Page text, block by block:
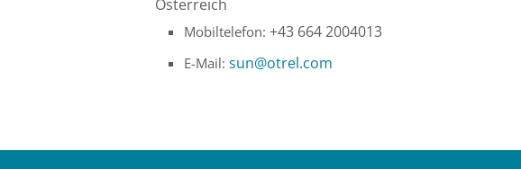
Österreich
Mobiltelefon: +43 664 2004013
E-Mail: sun@otrel.com